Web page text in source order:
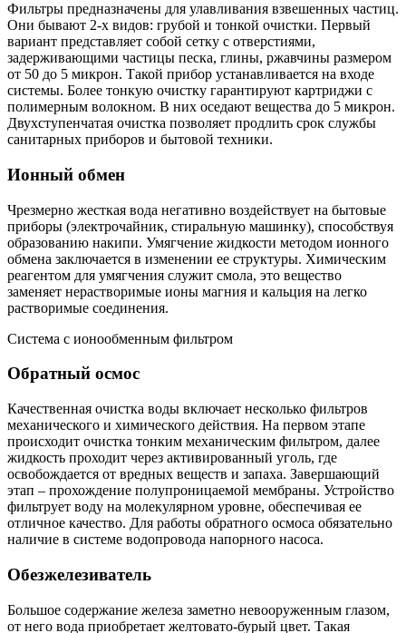
Фильтры предназначены для улавливания взвешенных частиц.
Они бывают 2-х видов: грубой и тонкой очистки. Первый
вариант представляет собой сетку с отверстиями,
задерживающими частицы песка, глины, ржавчины размером
от 50 до 5 микрон. Такой прибор устанавливается на входе
системы. Более тонкую очистку гарантируют картриджи с
полимерным волокном. В них оседают вещества до 5 микрон.
Двухступенчатая очистка позволяет продлить срок службы
санитарных приборов и бытовой техники.
Ионный обмен
Чрезмерно жесткая вода негативно воздействует на бытовые
приборы (электрочайник, стиральную машинку), способствуя
образованию накипи. Умягчение жидкости методом ионного
обмена заключается в изменении ее структуры. Химическим
реагентом для умягчения служит смола, это вещество
заменяет нерастворимые ионы магния и кальция на легко
растворимые соединения.
Система с ионообменным фильтром
Обратный осмос
Качественная очистка воды включает несколько фильтров
механического и химического действия. На первом этапе
происходит очистка тонким механическим фильтром, далее
жидкость проходит через активированный уголь, где
освобождается от вредных веществ и запаха. Завершающий
этап – прохождение полупроницаемой мембраны. Устройство
фильтрует воду на молекулярном уровне, обеспечивая ее
отличное качество. Для работы обратного осмоса обязательно
наличие в системе водопровода напорного насоса.
Обезжелезиватель
Большое содержание железа заметно невооруженным глазом,
от него вода приобретает желтовато-бурый цвет. Такая